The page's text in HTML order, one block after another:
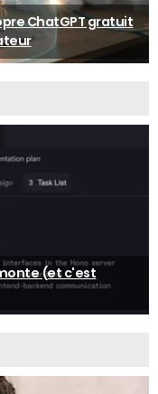
ChatGPT gratuit
(et c'est